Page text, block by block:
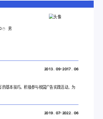
男
2013 . 09-2017 . 06
基本技巧。积极参与校园广告实践活动，为
2019 . 07-2022 . 06